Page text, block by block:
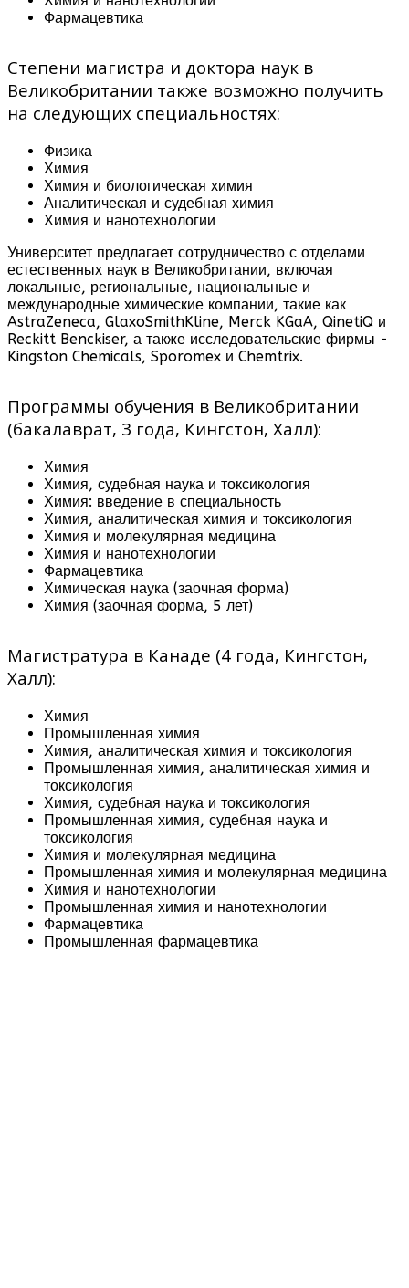
Фармацевтика
Степени магистра и доктора наук в
Великобритании также возможно получить
на следующих специальностях:
Физика
Химия
Химия и биологическая химия
Аналитическая и судебная химия
Химия и нанотехнологии
Университет предлагает сотрудничество с отделами
естественных наук в Великобритании, включая
локальные, региональные, национальные и
международные химические компании, такие как
AstraZeneca, GlaxoSmithKline, Merck KGaA, QinetiQ и
Reckitt Benckiser, а также исследовательские фирмы -
Kingston Chemicals, Sporomex и Chemtrix.
Программы обучения в Великобритании
(бакалаврат, 3 года, Кингстон, Халл):
Химия
Химия, судебная наука и токсикология
Химия: введение в специальность
Химия, аналитическая химия и токсикология
Химия и молекулярная медицина
Химия и нанотехнологии
Фармацевтика
Химическая наука (заочная форма)
Химия (заочная форма, 5 лет)
Магистратура в Канаде (4 года, Кингстон,
Халл):
Химия
Промышленная химия
Химия, аналитическая химия и токсикология
Промышленная химия, аналитическая химия и
токсикология
Химия, судебная наука и токсикология
Промышленная химия, судебная наука и
токсикология
Химия и молекулярная медицина
Промышленная химия и молекулярная медицина
Химия и нанотехнологии
Промышленная химия и нанотехнологии
Фармацевтика
Промышленная фармацевтика